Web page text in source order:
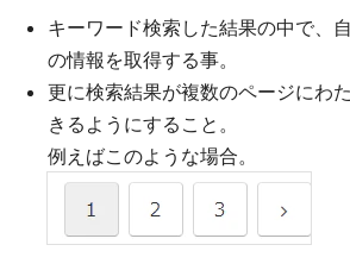
キーワード検索した結果の中で、
の情報を取得する事。
更に検索結果が複数のページにわ
きるようにすること。
例えばこのような場合。